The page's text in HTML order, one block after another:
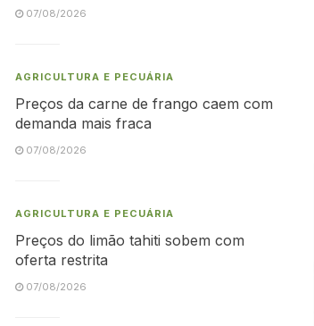
07/08/2026
AGRICULTURA E PECUÁRIA
Preços da carne de frango caem com
demanda mais fraca
07/08/2026
AGRICULTURA E PECUÁRIA
Preços do limão tahiti sobem com
oferta restrita
07/08/2026